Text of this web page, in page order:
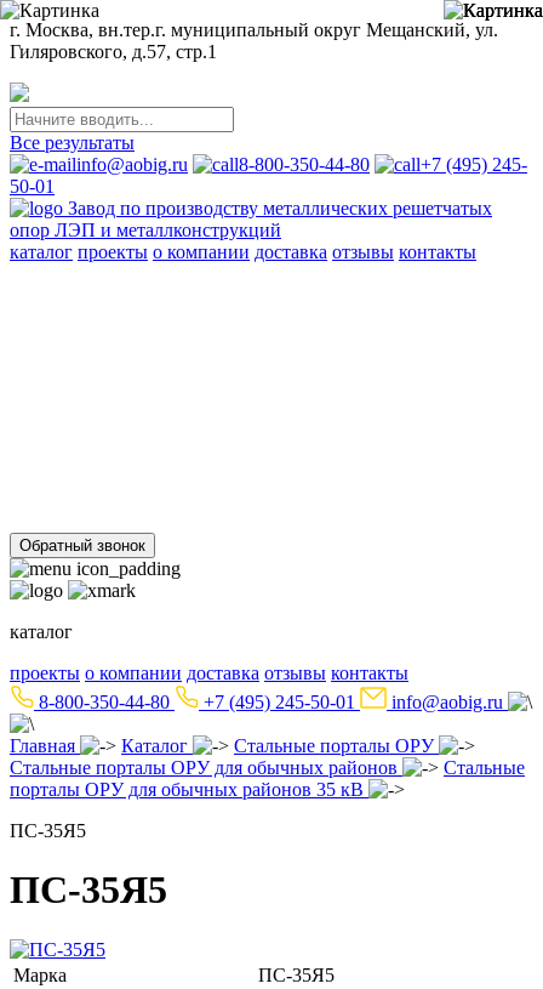
г. Москва, вн.тер.г. муниципальный округ Мещанский, ул.
Гиляровского, д.57, стр.1
Все результаты
info@aobig.ru
8-800-350-44-80
+7 (495) 245-
50-01
Завод по производству металлических решетчатых
опор ЛЭП и металлконструкций
каталог проекты о компании доставка отзывы контакты
Обратный звонок
каталог
проекты о компании доставка отзывы контакты
8-800-350-44-80
+7 (495) 245-50-01 info@aobig.ru
Главная Каталог
Стальные порталы ОРУ
Стальные порталы ОРУ для обычных районов
Стальные
порталы ОРУ для обычных районов 35 кВ
ПС-35Я5
ПС-35Я5
Марка
ПС-35Я5